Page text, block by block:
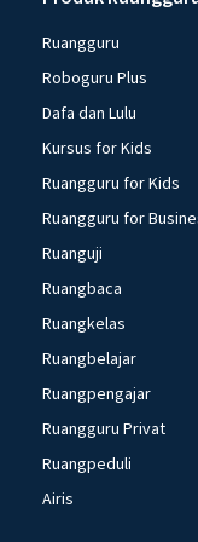
Ruangguru
Roboguru Plus
Dafa dan Lulu
Kursus for Kids
Ruangguru for Kids
Ruangguru for
Ruanguji
Ruangbaca
Ruangkelas
Ruangbelajar
Ruangpengajar
Ruangguru Privat
Ruangpeduli
Airis